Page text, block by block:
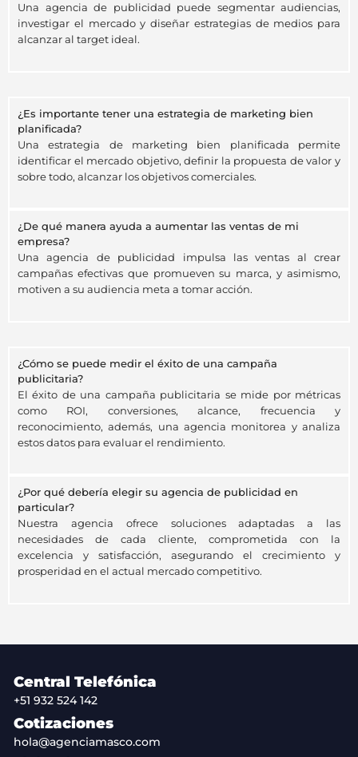
Una agencia de publicidad puede segmentar audiencias,
investigar el mercado y diseñar estrategias de medios para
alcanzar al target ideal.
¿Es importante tener una estrategia de marketing bien
planificada?
Una estrategia de marketing bien planificada permite
identificar el mercado objetivo, definir la propuesta de valor y
sobre todo, alcanzar los objetivos comerciales.
¿De qué manera ayuda a aumentar las ventas de mi
empresa?
Una agencia de publicidad impulsa las ventas al crear
campañas efectivas que promueven su marca, y asimismo,
motiven a su audiencia meta a tomar acción.
¿Cómo se puede medir el éxito de una campaña
publicitaria?
El éxito de una campaña publicitaria se mide por métricas
como ROI, conversiones, alcance, frecuencia y
reconocimiento, además, una agencia monitorea y analiza
estos datos para evaluar el rendimiento.
¿Por qué debería elegir su agencia de publicidad en
particular?
Nuestra agencia ofrece soluciones adaptadas a las
necesidades de cada cliente, comprometida con la
excelencia y satisfacción, asegurando el crecimiento y
prosperidad en el actual mercado competitivo.
Central Telefónica
+51 932 524 142
Cotizaciones
hola@agenciamasco.com